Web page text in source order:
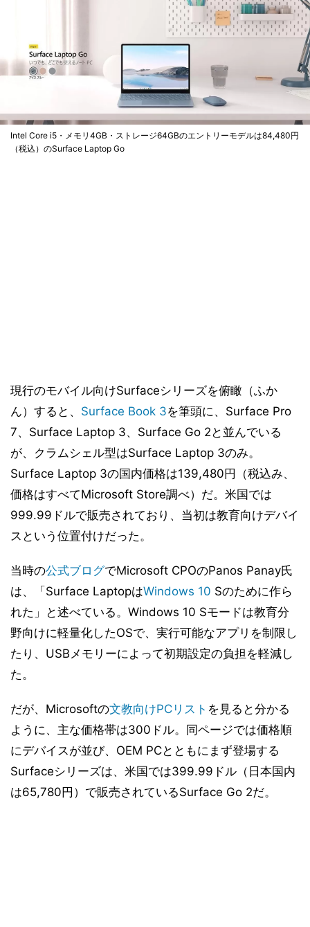
Intel Core i5・メモリ4GB・ストレージ64GBのエントリーモデルは84,480円
（税込）のSurface Laptop Go
現行のモバイル向けSurfaceシリーズを俯瞰（ふか
ん）すると、 Surface Book 3を筆頭に、Surface Pro
7、Surface Laptop 3、Surface Go 2と並んでいる
が、クラムシェル型はSurface Laptop 3のみ。
Surface Laptop 3の国内価格は139,480円（税込み、
価格はすべてMicrosoft Store調べ）だ。米国では
999.99ドルで販売されており、当初は教育向けデバイ
スという位置付けだった。
当時の公式ブログでMicrosoft CPOのPanos Panay氏
は、「Surface LaptopはWindows 10 Sのために作ら
れた」と述べている。Windows 10 Sモードは教育分
野向けに軽量化したOSで、実行可能なアプリを制限し
たり、USBメモリーによって初期設定の負担を軽減し
た。
だが、Microsoftの文教向けPCリスト を見ると分かる
ように、主な価格帯は300ドル。同ページでは価格順
にデバイスが並び、OEM PCとともにまず登場する
Surfaceシリーズは、米国では399.99ドル（日本国内
は65,780円）で販売されているSurface Go 2だ。